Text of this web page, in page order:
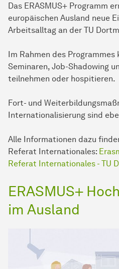
Das ERASMUS+ Programm
europäischen Ausland neue
Arbeitsalltag an der TU
Im Rahmen des Programmes
Seminaren, Job-Shadowing
teilnehmen oder hospitieren.
Fort- und
Internationalisierung sind
Alle Informationen dazu
Referat Internationales:
Referat Internationales - TU
ERASMUS+
im Ausland